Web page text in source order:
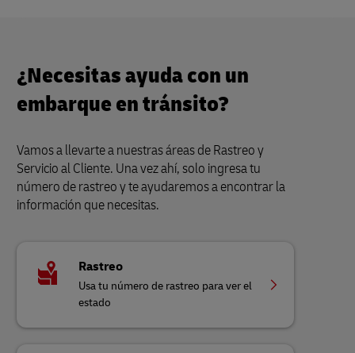
¿Necesitas ayuda con un
embarque en tránsito?
Vamos a llevarte a nuestras áreas de Rastreo y
Servicio al Cliente. Una vez ahí, solo ingresa tu
número de rastreo y te ayudaremos a encontrar la
información que necesitas.
Rastreo
Usa tu número de rastreo para ver el
estado